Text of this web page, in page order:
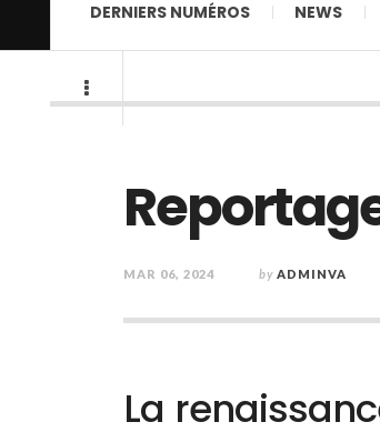
DERNIERS NUMÉROS NEWS
MAR 06, 2024 by ADMINVA
La